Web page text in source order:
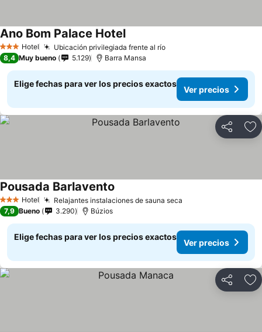
3 Estrellas
Hotel Ubicación privilegiada frente al ríoVer precios
Ano Bom Palace HotelVer precios
8,4 Muy bueno 5.129 Barra Mansa
Elige fechas para ver los precios exactos
Ver precios
Compartir
3 Estrellas
Hotel Relajantes instalaciones de sauna seca
Pousada Barlavento
7,9 Bueno 3.290 Búzios
Elige fechas para ver los precios exactos
Ver precios
Compartir